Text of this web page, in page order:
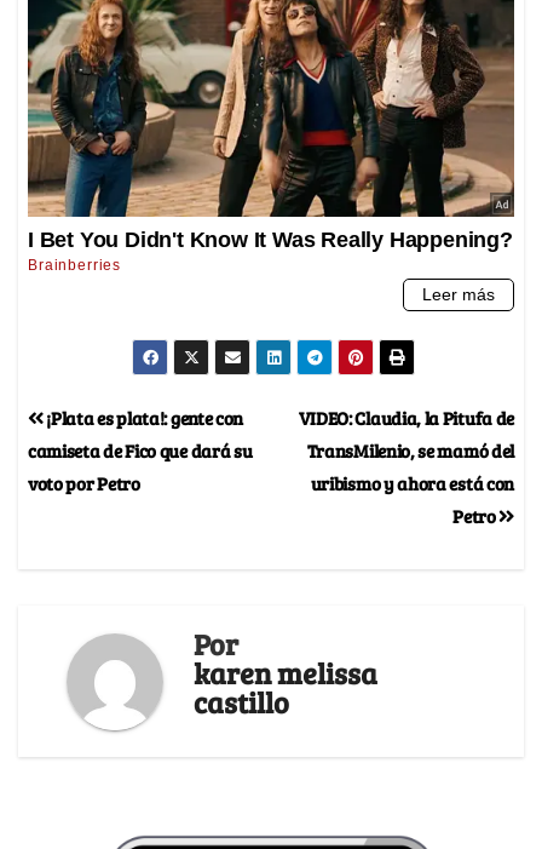
VIDEO: Claudia, la Pitufa de
TransMilenio, se mamó del
uribismo y ahora está con
Petro
¡Plata es plata!: gente con
camiseta de Fico que dará su
voto por Petro
Por
karen melissa
castillo